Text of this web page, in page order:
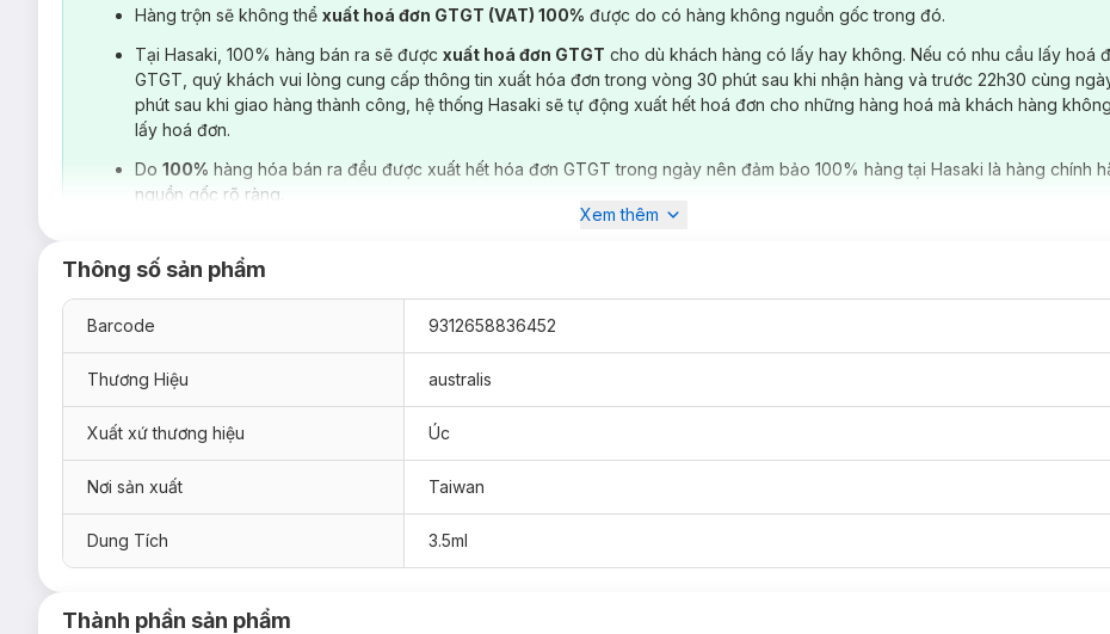
Hasakixin giới thiệu dòngKẻ Mắt Nước Hiệu Ứng Lì Australis Micro Make Me Matte Eyelinermang lại đôi mắt quyến rũ và ấn tượng
Kẻ Mắt Nước Hiệu Ứng Lì Australis Micro Make Me Matte Eyeliner
phép bất cứ ai cũng dễ dàng vẽ được những đường kẻ đậm, lì hoàn hảo
Thành phần chứa collagen giúp nuôi dưỡng mi mắt. Công thức không gây kích ứng cho vùng da mắt nhạy cảm, chứa thành phần chống
Hàng trộn sẽ không thể xuất hoá đơn GTGT (VAT) 100% được do có hàng không nguồn gốc trong đó.
Tại Hasaki, 100% hàng bán ra sẽ được xuất hoá đơn GTGT cho dù khách hàng có lấy hay không. Nếu có nhu cầu lấy hoá
GTGT, quý khách vui lòng cung cấp thông tin xuất hóa đơn trong vòng 30 phút sau khi nhận hàng và trước 22h30 cùng
phút sau khi giao hàng thành công, hệ thống Hasaki sẽ tự động xuất hết hoá đơn cho những hàng hoá mà khách hàng
lấy hoá đơn.
Do 100% hàng hóa bán ra đều được xuất hết hóa đơn GTGT trong ngày nên đảm bảo 100% hàng tại Hasaki là hàng chính
nguồn gốc rõ ràng.
Xem thêm
Thông số sản phẩm
Barcode 9312658836452
Thương Hiệu australis
Xuất xứ thương hiệu Úc
Nơi sản xuất Taiwan
Dung Tích 3.5ml
Thành phần sản phẩm